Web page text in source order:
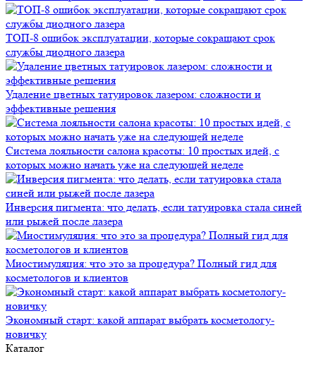
ТОП-8 ошибок эксплуатации, которые сокращают срок
службы диодного лазера
Удаление цветных татуировок лазером: сложности и
эффективные решения
Система лояльности салона красоты: 10 простых идей, с
которых можно начать уже на следующей неделе
Инверсия пигмента: что делать, если татуировка стала синей
или рыжей после лазера
Миостимуляция: что это за процедура? Полный гид для
косметологов и клиентов
Экономный старт: какой аппарат выбрать косметологу-
новичку
Каталог